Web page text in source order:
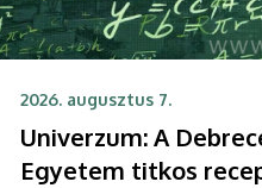
2026. augusztus 7.
Univerzum: A
Egyetem titkos